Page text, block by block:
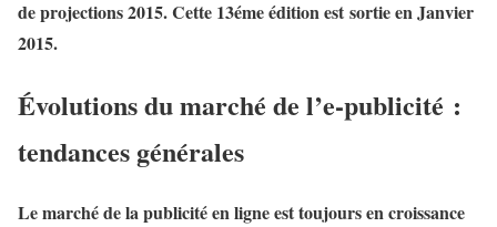
de projections 2015. Cette 13éme édition est sortie en Janvier
2015.
Évolutions du marché de l’e-publicité :
tendances générales
Le marché de la publicité en ligne est toujours en croissance